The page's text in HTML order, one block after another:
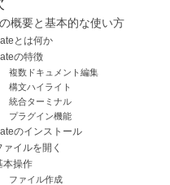
概要と基本的な使い方
とは何か
の特徴
複数ドキュメント編集
構文ハイライト
統合ターミナル
プラグイン機能
のインストール
ァイルを開く
本操作
ファイル作成